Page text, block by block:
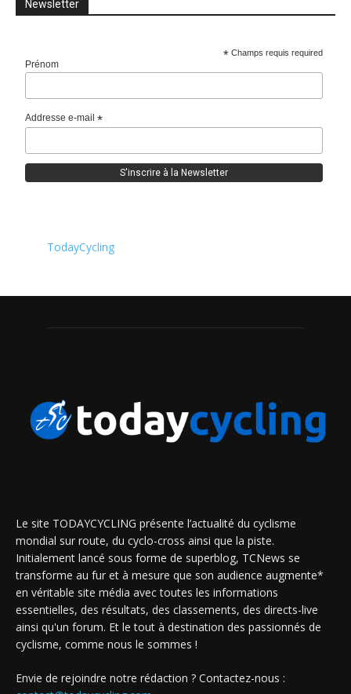
Newsletter
* Champs requis required
Prénom
Addresse e-mail*
TodayCycling
Le site TODAYCYCLING présente l’actualité du cyclisme
mondial sur route, du cyclo-cross ainsi que la piste.
Initialement lancé sous forme de superblog, TCNews se
transforme au fur et à mesure que son audience augmente*
en véritable site média avec toutes les informations
essentielles, des résultats, des classements, des directs-live
ainsi qu'un forum. Et le tout à destination des passionnés de
cyclisme, comme nous le sommes !
Envie de rejoindre notre rédaction ? Contactez-nous :